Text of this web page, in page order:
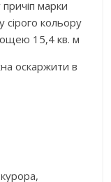
марки
кольору
15,4 кв. м
оскаржити в